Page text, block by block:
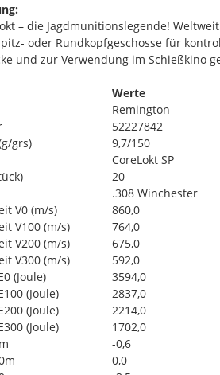
– die Jagdmunitionslegende!
oder Rundkopfgeschosse für
und zur Verwendung im Schießkino
Werte
Remington
52227842
grs)
9,7/150
CoreLokt SP
20
.308 Winchester
V0 (m/s)
860,0
V100 (m/s)
764,0
V200 (m/s)
675,0
V300 (m/s)
592,0
(Joule)
3594,0
(Joule)
2837,0
(Joule)
2214,0
(Joule)
1702,0
-0,6
0,0